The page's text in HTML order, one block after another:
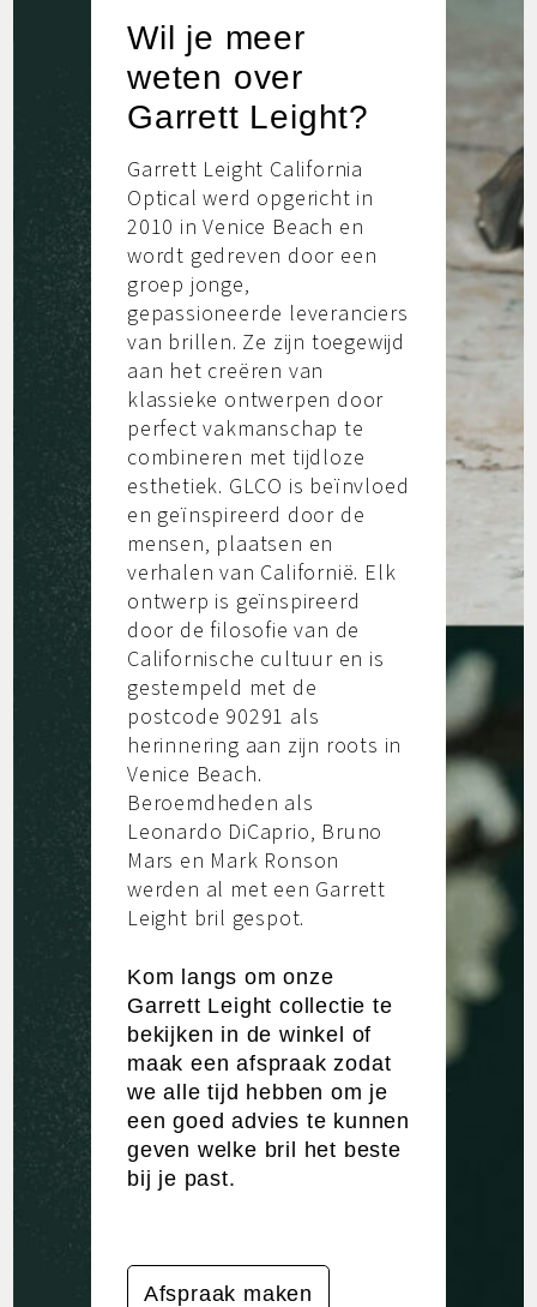
Wil je meer
weten over
Garrett Leight?
Garrett Leight California
Optical werd opgericht in
2010 in Venice Beach en
wordt gedreven door een
groep jonge,
gepassioneerde leveranciers
van brillen. Ze zijn toegewijd
aan het creëren van
klassieke ontwerpen door
perfect vakmanschap te
combineren met tijdloze
esthetiek. GLCO is beïnvloed
en geïnspireerd door de
mensen, plaatsen en
verhalen van Californië. Elk
ontwerp is geïnspireerd
door de filosofie van de
Californische cultuur en is
gestempeld met de
postcode 90291 als
herinnering aan zijn roots in
Venice Beach.
Beroemdheden als
Leonardo DiCaprio, Bruno
Mars en Mark Ronson
werden al met een Garrett
Leight bril gespot.
Kom langs om onze
Garrett Leight collectie te
bekijken in de winkel of
maak een afspraak zodat
we alle tijd hebben om je
een goed advies te kunnen
geven welke bril het beste
bij je past.
Afspraak maken